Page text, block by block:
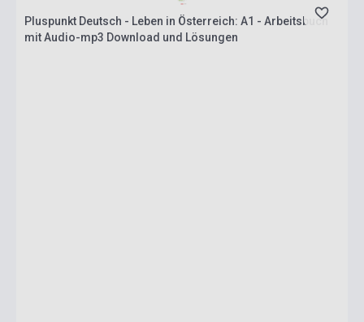
Pluspunkt Deutsch - Leben in Österreich: A1 - Arbeitsbuch
mit Audio-mp3 Download und Lösungen